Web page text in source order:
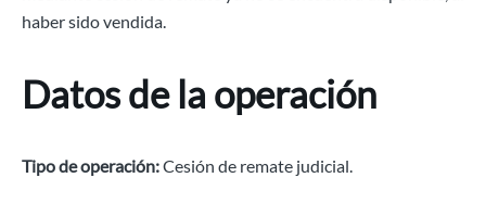
haber sido vendida.
Datos de la operación
Tipo de operación:Cesión de remate judicial.